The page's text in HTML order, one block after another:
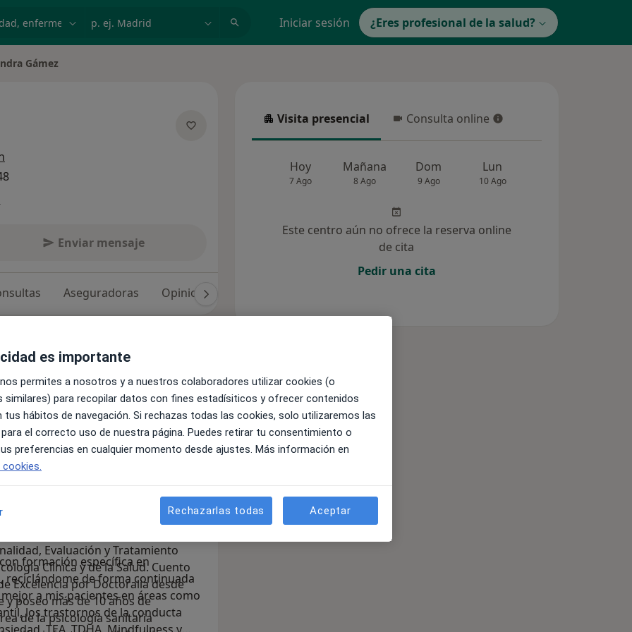
Iniciar sesión ¿Eres profesional de la salud?
Gámez
Enviar mensaje
Aseguradoras Opiniones (213)
Sandra Gámez, Psicóloga Sanitaria y
mental de Centro Equilibra.
por la Universidad de Málaga
Postgrado en Investigación
e Intervención en Psicología de la
Violencia de Género, con
itinerario curricular vinculado con
Evaluación y Tratamiento
Clínica y de la Salud. Cuento
Excelencia por Doctoralia desde
y poseo más de 10 años de
de la psicología sanitaria
formación específica en
reciclándome de forma continuada
a mis pacientes en áreas como
los trastornos de la conducta
Visita presencial
Visita presencial Consulta online
Consulta online
Hoy
7 Ago
Mañana
8 Ago
Dom
9 Ago
Lun
10 Ago
Este centro aún no ofrece la reserva online
de cita
Pedir una cita
es importante
permites a nosotros y a nuestros colaboradores utilizar cookies (o
similares) para recopilar datos con fines estadísiticos y ofrecer contenidos
tus hábitos de navegación. Si rechazas todas las cookies, solo utilizaremos las
el correcto uso de nuestra página. Puedes retirar tu consentimiento o
preferencias en cualquier momento desde ajustes. Más información en
Rechazarlas todas Aceptar